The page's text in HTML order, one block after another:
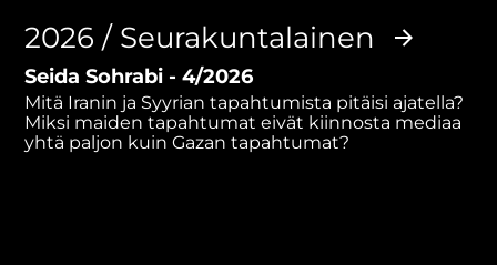
seconds
minutes,
seconds
2026 / Seurakuntalainen
Seida Sohrabi - 4/2026
Mitä Iranin ja Syyrian tapahtumista pitäisi ajatella?
Miksi maiden tapahtumat eivät kiinnosta mediaa
yhtä paljon kuin Gazan tapahtumat?